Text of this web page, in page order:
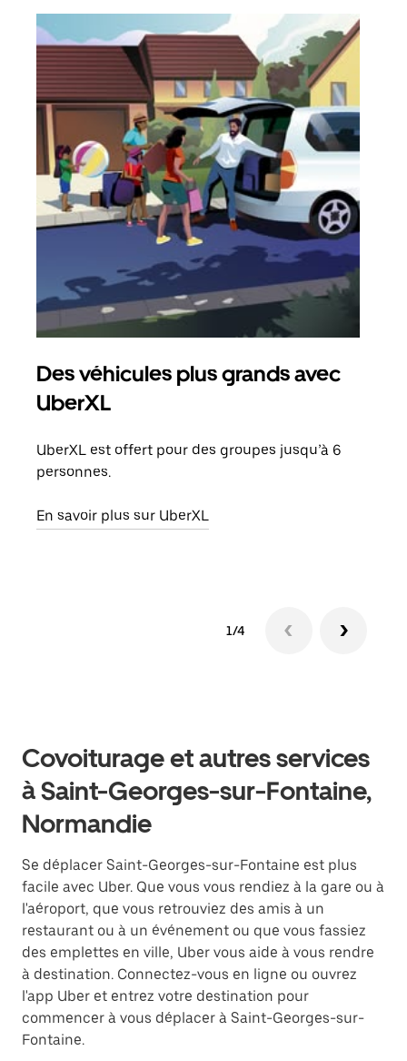
Des véhicules plus grands avec
UberXL
UberXL est offert pour des groupes jusqu’à 6
personnes.
En savoir plus sur UberXL
1/4
Covoiturage et autres services
à Saint-Georges-sur-Fontaine,
Normandie
Se déplacer Saint-Georges-sur-Fontaine est plus
facile avec Uber. Que vous vous rendiez à la gare ou à
l'aéroport, que vous retrouviez des amis à un
restaurant ou à un événement ou que vous fassiez
des emplettes en ville, Uber vous aide à vous rendre
à destination. Connectez-vous en ligne ou ouvrez
l'app Uber et entrez votre destination pour
commencer à vous déplacer à Saint-Georges-sur-
Fontaine.